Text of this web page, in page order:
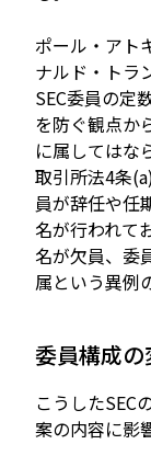
ポール・アト
ナルド・トラ
SEC委員の定
を防ぐ観点か
に属してはな
取引所法4条
員が辞任や任
名が行われて
名が欠員、委
属という異例
委員構成
こうしたSEC
案の内容に影